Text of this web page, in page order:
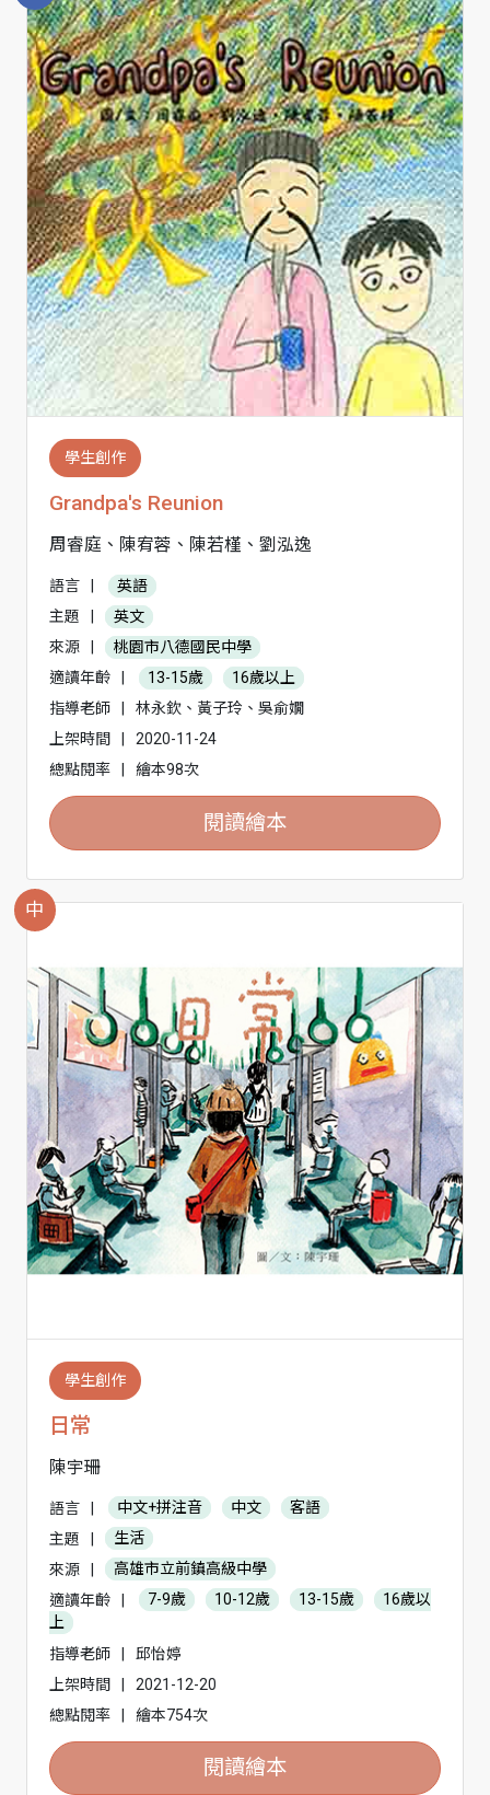
學生創作
Grandpa's Reunion
周睿庭、陳宥蓉、陳若槿、劉泓逸
語言
英語
主題
英文
來源
桃園市八德國民中學
適讀年齡
13-15歲
16歲以上
指導老師
林永欽、黃子玲、吳俞嫺
上架時間
2020-11-24
總點閱率
繪本98次
閱讀繪本
中
學生創作
日常
陳宇珊
語言 | 中文+拼注音 中文
客語
主題
|
生活
來源
|
高雄市立前鎮高級中學
適讀年齡
| 7-9歲 10-12歲 13-15歲
16歲以
上
指導老師
|
邱怡婷
上架時間
|
2021-12-20
總點閱率
| 繪本754次
閱讀繪本